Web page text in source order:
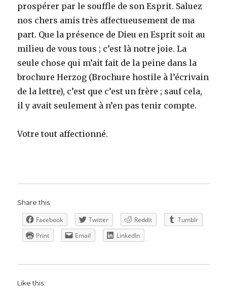
prospérer par le souffle de son Esprit. Saluez
nos chers amis très affectueusement de ma
part. Que la présence de Dieu en Esprit soit au
milieu de vous tous ; c’est là notre joie. La
seule chose qui m’ait fait de la peine dans la
brochure Herzog (Brochure hostile à l’écrivain
de la lettre), c’est que c’est un frère ; sauf cela,
il y avait seulement à n’en pas tenir compte.
Votre tout affectionné.
Share this:
Facebook Twitter Reddit
Tumblr
Print
Email LinkedIn
Like this: